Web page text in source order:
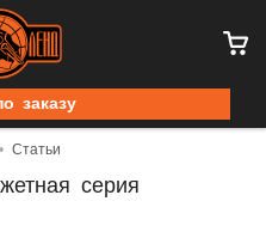
заказу
Статьи
серия